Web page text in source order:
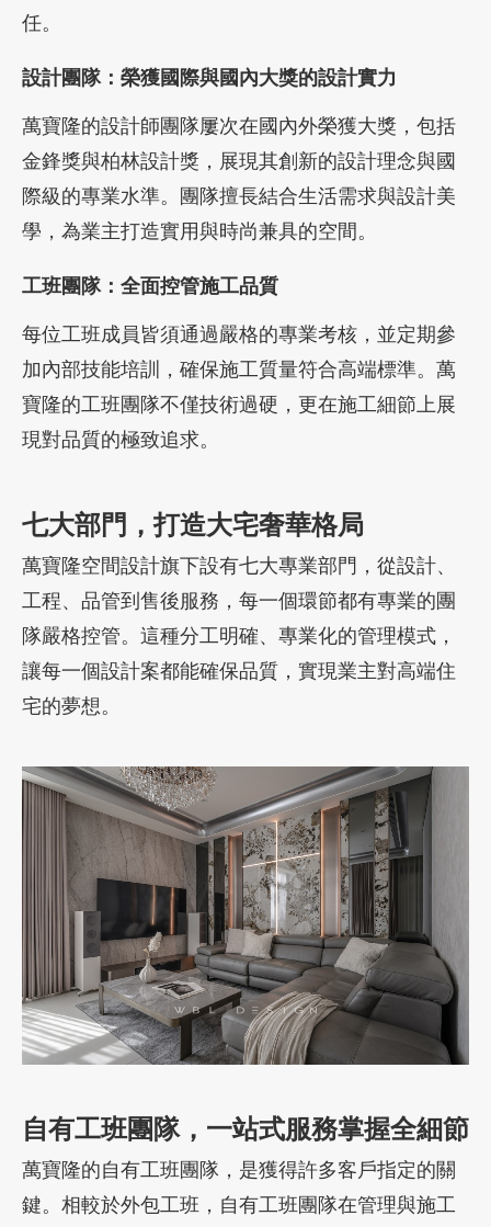
任。
設計團隊：榮獲國際與國內大獎的設計實力
萬寶隆的設計師團隊屢次在國內外榮獲大獎，包括
金鋒獎與柏林設計獎，展現其創新的設計理念與國
際級的專業水準。團隊擅長結合生活需求與設計美
學，為業主打造實用與時尚兼具的空間。
工班團隊：全面控管施工品質
每位工班成員皆須通過嚴格的專業考核，並定期參
加內部技能培訓，確保施工質量符合高端標準。萬
寶隆的工班團隊不僅技術過硬，更在施工細節上展
現對品質的極致追求。
七大部門，打造大宅奢華格局
萬寶隆空間設計旗下設有七大專業部門，從設計、
工程、品管到售後服務，每一個環節都有專業的團
隊嚴格控管。這種分工明確、專業化的管理模式，
讓每一個設計案都能確保品質，實現業主對高端住
宅的夢想。
自有工班團隊，一站式服務掌握全細節
萬寶隆的自有工班團隊，是獲得許多客戶指定的關
鍵。相較於外包工班，自有工班團隊在管理與施工